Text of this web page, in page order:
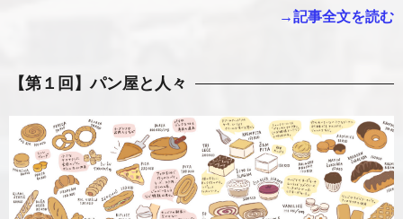
→記事全文を読む
【第１回】パン屋と人々